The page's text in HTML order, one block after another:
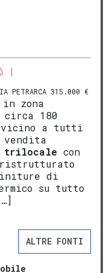
PETRARCA 315.000 €
in zona
circa 180
vicino a tutti
trilocale con
ristrutturato
di
su tutto
ALTRE FONTI